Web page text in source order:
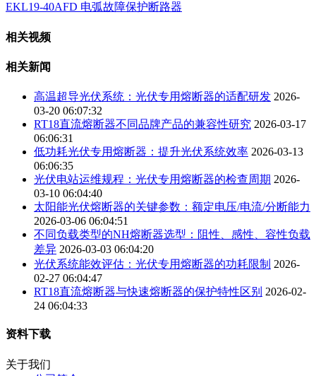
EKL19-40AFD 电弧故障保护断路器
相关视频
相关新闻
高温超导光伏系统：光伏专用熔断器的适配研发 2026-
03-20 06:07:32
RT18直流熔断器不同品牌产品的兼容性研究 2026-03-17
06:06:31
低功耗光伏专用熔断器：提升光伏系统效率 2026-03-13
06:06:35
光伏电站运维规程：光伏专用熔断器的检查周期 2026-
03-10 06:04:40
太阳能光伏熔断器的关键参数：额定电压/电流/分断能力
2026-03-06 06:04:51
不同负载类型的NH熔断器选型：阻性、感性、容性负载
差异 2026-03-03 06:04:20
光伏系统能效评估：光伏专用熔断器的功耗限制 2026-
02-27 06:04:47
RT18直流熔断器与快速熔断器的保护特性区别 2026-02-
24 06:04:33
资料下载
关于我们